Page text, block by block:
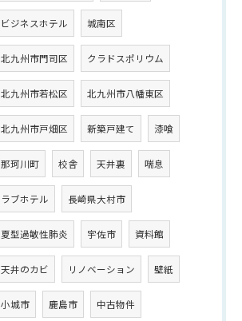
ビジネスホテル 城南区
北九州市門司区 クラドスポリウム
北九州市若松区 北九州市八幡東区
北九州市戸畑区 新築戸建て 漆喰
那珂川町 校舎 天井裏 喘息
ラブホテル 長崎県大村市
夏型過敏性肺炎 宇佐市 資料館
天井のカビ リノベーション 壁紙
小城市 鹿島市 中古物件